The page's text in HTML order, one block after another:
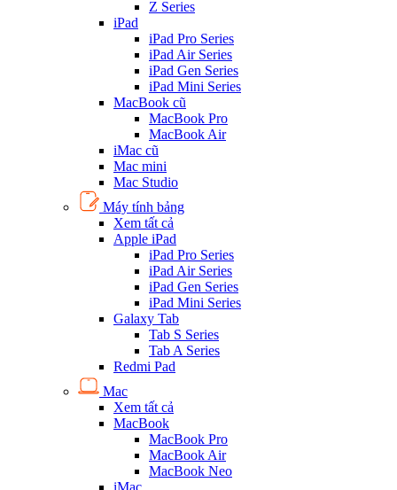
Z Series
iPad
iPad Pro Series
iPad Air Series
iPad Gen Series
iPad Mini Series
MacBook cũ
MacBook Pro
MacBook Air
iMac cũ
Mac mini
Mac Studio
Máy tính bảng
Xem tất cả
Apple iPad
iPad Pro Series
iPad Air Series
iPad Gen Series
iPad Mini Series
Galaxy Tab
Tab S Series
Tab A Series
Redmi Pad
Mac
Xem tất cả
MacBook
MacBook Pro
MacBook Air
MacBook Neo
iMac